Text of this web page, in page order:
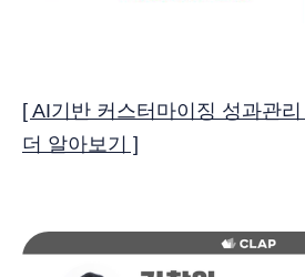
[ AI기반 커스터마이징 성과관
더 알아보기 ]